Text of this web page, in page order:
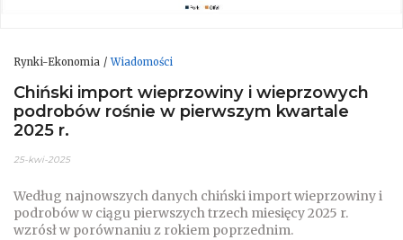
Rynki-Ekonomia Wiadomości
Chiński import wieprzowiny i wieprzowych
podrobów rośnie w pierwszym kwartale
2025 r.
25-kwi-2025
Według najnowszych danych chiński import wieprzowiny i
podrobów w ciągu pierwszych trzech miesięcy 2025 r.
wzrósł w porównaniu z rokiem poprzednim.